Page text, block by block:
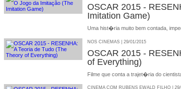
OSCAR 2015 -
Imitation Game)
Uma hist�ria muito bem contada,
NOS CINEMAS | 29/01/2015
OSCAR 2015 -
of Everything)
Filme que conta a trajet�ria do
CINEMA COM RUBENS EWALD FILHO |